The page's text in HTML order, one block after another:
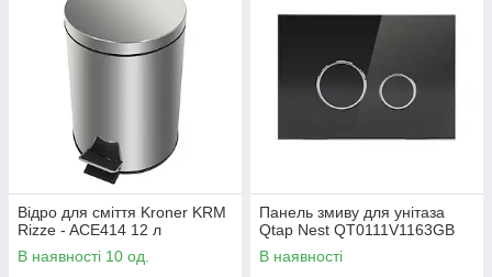
Відро для сміття Kroner KRM
Rizze - ACE414 12 л
В наявності 10 од.
Панель змиву для унітаза
Qtap Nest QT0111V1163GB
В наявності